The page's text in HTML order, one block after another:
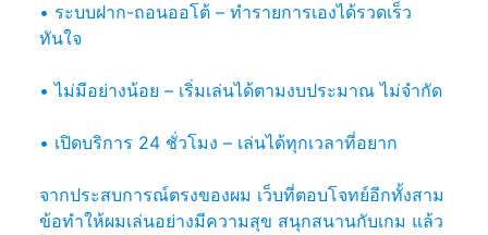
• ระบบฝาก-ถอนออโต้ – ทำรายการเองได้รวดเร็ว
ทันใจ
• ไม่มีอย่างน้อย – เริ่มเล่นได้ตามงบประมาณ ไม่จำกัด
• เปิดบริการ 24 ชั่วโมง – เล่นได้ทุกเวลาที่อยาก
จากประสบการณ์ตรงของผม เว็บที่ตอบโจทย์อีกทั้งสาม
ข้อทำให้ผมเล่นอย่างมีความสุข สนุกสนานกับเกม แล้ว